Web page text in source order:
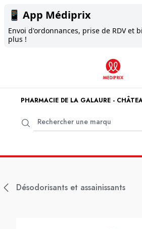
📱 App Médiprix
Envoi d'ordonnances, prise de RDV et
plus !
PHARMACIE DE LA GALAURE -
Désodorisants et assainissants